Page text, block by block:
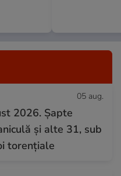
05 aug.
2026. Șapte
și alte 31, sub
torențiale